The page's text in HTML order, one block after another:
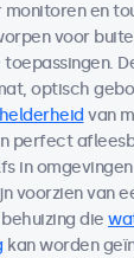
monitoren en
voor
optisch
van
perfect
in
voorzien van
die
kan worden